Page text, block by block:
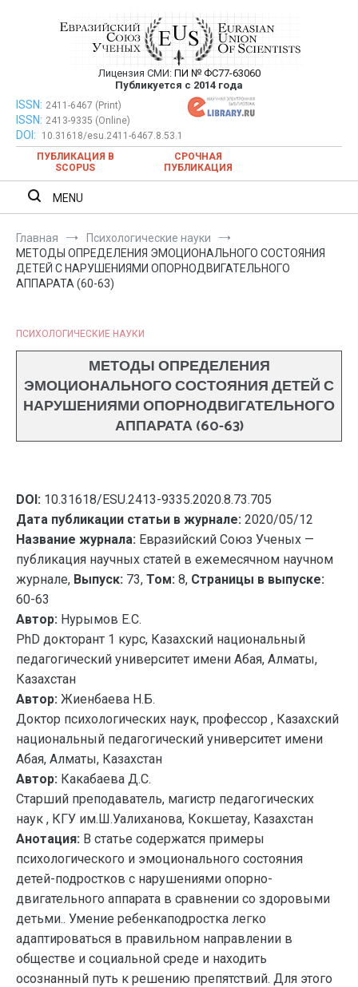
Евразийский Союз Ученых —
публикация научных статей в
ежемесячном научном журнале
Лицензия СМИ: ПИ № ФС77-63060
Публикуется с 2014 года
Евразийский Союз Ученых — публикация научных статей в
ежемесячном научном журнале
ISSN: 2411-6467 (Print)
ISSN: 2413-9335 (Online)
DOI:
10.31618/esu.2411-6467.8.53.1
ПУБЛИКАЦИЯ В
SCOPUS
СРОЧНАЯ
ПУБЛИКАЦИЯ
MENU
Главная
Психологические науки
МЕТОДЫ ОПРЕДЕЛЕНИЯ ЭМОЦИОНАЛЬНОГО СОСТОЯНИЯ
ДЕТЕЙ С НАРУШЕНИЯМИ ОПОРНОДВИГАТЕЛЬНОГО
АППАРАТА (60-63)
ПСИХОЛОГИЧЕСКИЕ НАУКИ
МЕТОДЫ ОПРЕДЕЛЕНИЯ
ЭМОЦИОНАЛЬНОГО СОСТОЯНИЯ ДЕТЕЙ С
НАРУШЕНИЯМИ ОПОРНОДВИГАТЕЛЬНОГО
АППАРАТА (60-63)
DOI: 10.31618/ESU.2413-9335.2020.8.73.705
Дата публикации статьи в журнале: 2020/05/12
Название журнала: Евразийский Союз Ученых —
публикация научных статей в ежемесячном научном
журнале, Выпуск: 73, Том: 8, Страницы в выпуске:
60-63
Автор: Нурымов Е.С.
PhD докторант 1 курс, Казахский национальный
педагогический университет имени Абая, Алматы,
Казахстан
Автор: Жиенбаева Н.Б.
Доктор психологических наук, профессор , Казахский
национальный педагогический университет имени
Абая, Алматы, Казахстан
Автор: Какабаева Д.С.
Старший преподаватель, магистр педагогических
наук , КГУ им.Ш.Уалиханова, Кокшетау, Казахстан
Анотация: В статье содержатся примеры
психологического и эмоционального состояния
детей-подростков с нарушениями опорно-
двигательного аппарата в сравнении со здоровыми
детьми.. Умение ребенкаподростка легко
адаптироваться в правильном направлении в
обществе и социальной среде и находить
осознанный путь к решению препятствий. Для этого